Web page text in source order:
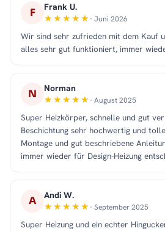
F Frank U.
· Juni 2026
Wir sind sehr zufrieden mit dem Kauf
alles sehr gut funktioniert, immer
N Norman
· August 2025
Super Heizkörper, schnelle und gut
Beschichtung sehr hochwertig und
Montage und gut beschriebene
immer wieder für Design-Heizung
A Andi W.
· September 2025
Super Heizung und ein echter